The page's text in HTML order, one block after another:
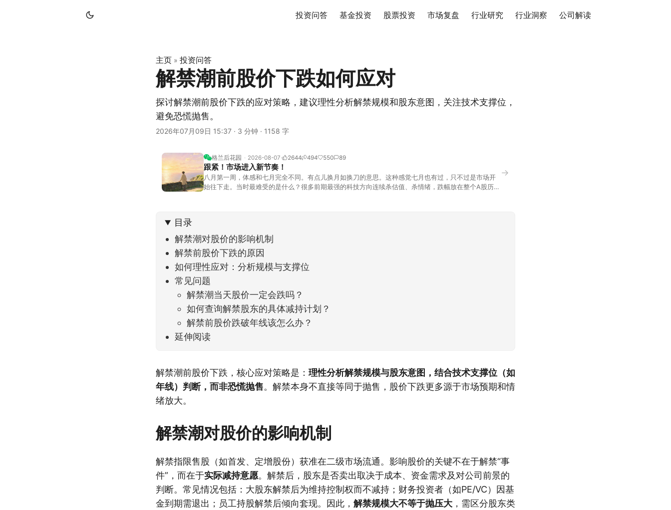
投资问答 基金投资 股票投资 市场复盘 行业研究 行业洞察 公司解读
主页 » 投资问答
解禁潮前股价下跌如何应对
探讨解禁潮前股价下跌的应对策略，建议理性分析解禁规模和股东意图，关注技术支撑位，
避免恐慌抛售。
2026年07月09日 15:37 · 3 分钟 · 1158 字
格兰后花园 2026-08-07 2644 494 550 89
跟紧！市场进入新节奏！
八月第一周，体感和七月完全不同。有点儿换月如换刀的意思。这种感觉七月也有过，只不过是市场开
始往下走。当时最难受的是什么？很多前期最强的科技方向连续杀估值、杀情绪，跌幅放在整个A股历史
→
目录
解禁潮对股价的影响机制
解禁前股价下跌的原因
如何理性应对：分析规模与支撑位
常见问题
解禁潮当天股价一定会跌吗？
如何查询解禁股东的具体减持计划？
解禁前股价跌破年线该怎么办？
延伸阅读
解禁潮前股价下跌，核心应对策略是： 理性分析解禁规模与股东意图，结合技术支撑位（如
年线）判断，而非恐慌抛售。解禁本身不直接等同于抛售，股价下跌更多源于市场预期和情
绪放大。
解禁潮对股价的影响机制
解禁指限售股（如首发、定增股份）获准在二级市场流通。影响股价的关键不在于解禁“事
件”，而在于实际减持意愿。解禁后，股东是否卖出取决于成本、资金需求及对公司前景的
判断。常见情况包括：大股东解禁后为维持控制权而不减持；财务投资者（如PE/VC）因基
金到期需退出；员工持股解禁后倾向套现。因此， 解禁规模大不等于抛压大 ，需区分股东类